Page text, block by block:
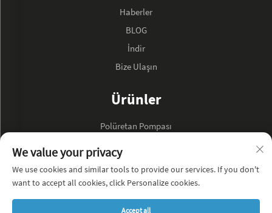
Haberler
BLOG
İndir
Bize Ulaşın
Ürünler
Polüretan Pompası
ŞİRKET HAKKINDA
We value your privacy
We use cookies and similar tools to provide our services. If you don't
want to accept all cookies, click Personalize cookies.
Accept all